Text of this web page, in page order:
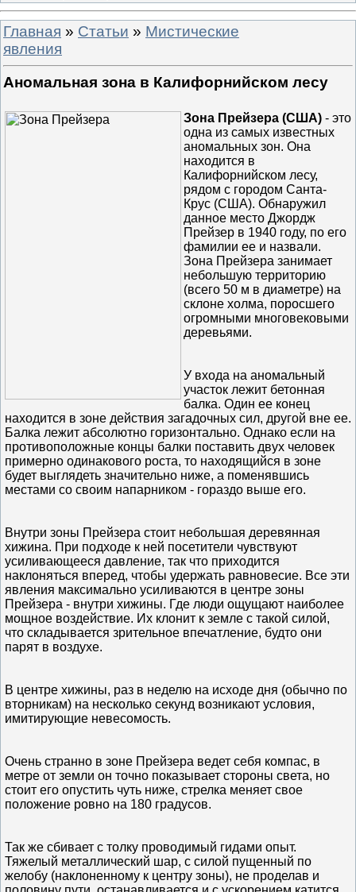
Главная » Статьи » Мистические
явления
Аномальная зона в Калифорнийском лесу
Зона Прейзера (США) - это
одна из самых известных
аномальных зон. Она
находится в
Калифорнийском лесу,
рядом с городом Санта-
Крус (США). Обнаружил
данное место Джордж
Прейзер в 1940 году, по его
фамилии ее и назвали.
Зона Прейзера занимает
небольшую территорию
(всего 50 м в диаметре) на
склоне холма, поросшего
огромными многовековыми
деревьями.
У входа на аномальный
участок лежит бетонная
балка. Один ее конец
находится в зоне действия загадочных сил, другой вне ее.
Балка лежит абсолютно горизонтально. Однако если на
противоположные концы балки поставить двух человек
примерно одинакового роста, то находящийся в зоне
будет выглядеть значительно ниже, а поменявшись
местами со своим напарником - гораздо выше его.
Внутри зоны Прейзера стоит небольшая деревянная
хижина. При подходе к ней посетители чувствуют
усиливающееся давление, так что приходится
наклоняться вперед, чтобы удержать равновесие. Все эти
явления максимально усиливаются в центре зоны
Прейзера - внутри хижины. Где люди ощущают наиболее
мощное воздействие. Их клонит к земле с такой силой,
что складывается зрительное впечатление, будто они
парят в воздухе.
В центре хижины, раз в неделю на исходе дня (обычно по
вторникам) на несколько секунд возникают условия,
имитирующие невесомость.
Очень странно в зоне Прейзера ведет себя компас, в
метре от земли он точно показывает стороны света, но
стоит его опустить чуть ниже, стрелка меняет свое
положение ровно на 180 градусов.
Так же сбивает с толку проводимый гидами опыт.
Тяжелый металлический шар, с силой пущенный по
желобу (наклоненному к центру зоны), не проделав и